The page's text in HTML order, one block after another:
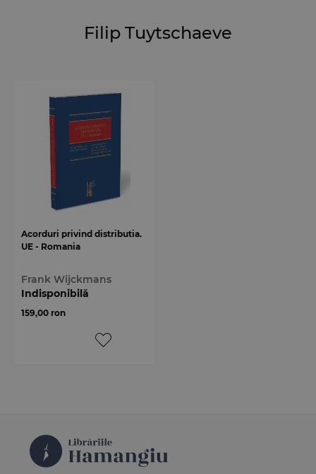
Filip Tuytschaeve
Acorduri privind distributia.
UE - Romania
Frank Wijckmans
Indisponibilă
159,00 ron